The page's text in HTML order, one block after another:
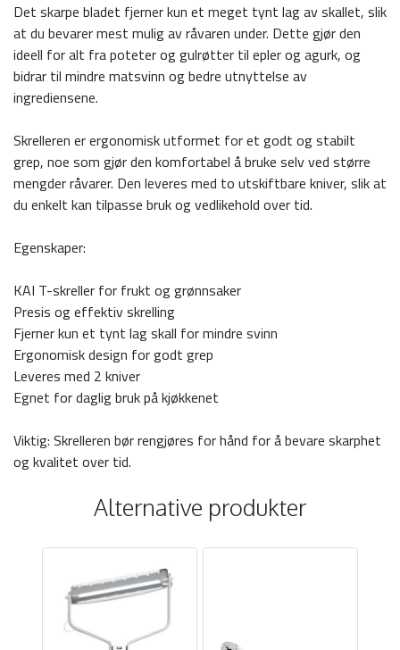
Det skarpe bladet fjerner kun et meget tynt lag av skallet, slik
at du bevarer mest mulig av råvaren under. Dette gjør den
ideell for alt fra poteter og gulrøtter til epler og agurk, og
bidrar til mindre matsvinn og bedre utnyttelse av
ingrediensene.
Skrelleren er ergonomisk utformet for et godt og stabilt
grep, noe som gjør den komfortabel å bruke selv ved større
mengder råvarer. Den leveres med to utskiftbare kniver, slik at
du enkelt kan tilpasse bruk og vedlikehold over tid.
Egenskaper:
KAI T-skreller for frukt og grønnsaker
Presis og effektiv skrelling
Fjerner kun et tynt lag skall for mindre svinn
Ergonomisk design for godt grep
Leveres med 2 kniver
Egnet for daglig bruk på kjøkkenet
Viktig: Skrelleren bør rengjøres for hånd for å bevare skarphet
og kvalitet over tid.
Alternative produkter